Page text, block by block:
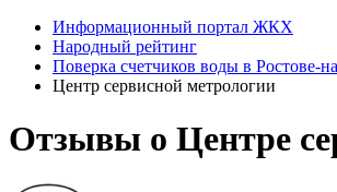
Информационный портал ЖКХ
Народный рейтинг
Поверка счетчиков воды в
Центр сервисной метрологии
Отзывы о Центре